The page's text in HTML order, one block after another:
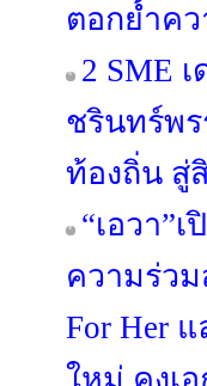
ตอกย้ำค
2 SME
ชรินทร์พ
ท้องถิ่น สู่
“เอวา”
ความร่วม
For Her
ใหม่ คงเ